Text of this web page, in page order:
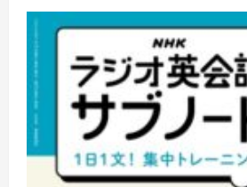
オ
ラ
オ
ビ
ジ
ネ
ス
英
語
に
つ
い
て